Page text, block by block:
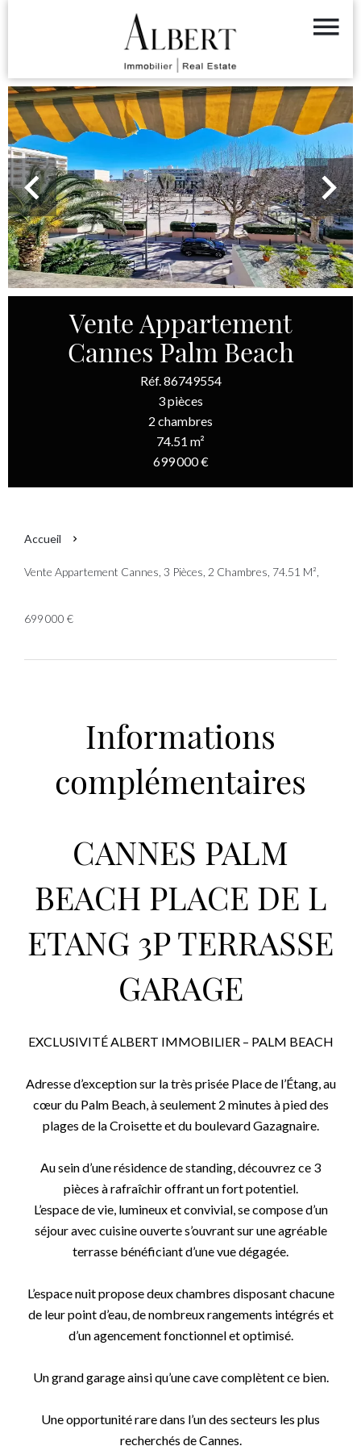
Vente Appartement
Cannes Palm Beach
Réf. 86749554
3 pièces
2 chambres
74.51 m²
699 000 €
Accueil
Vente Appartement Cannes, 3 Pièces, 2 Chambres, 74.51 M²,
699 000 €
Informations
complémentaires
CANNES PALM
BEACH PLACE DE L
ETANG 3P TERRASSE
GARAGE
EXCLUSIVITÉ ALBERT IMMOBILIER – PALM BEACH
Adresse d’exception sur la très prisée Place de l’Étang, au
cœur du Palm Beach, à seulement 2 minutes à pied des
plages de la Croisette et du boulevard Gazagnaire.
Au sein d’une résidence de standing, découvrez ce 3
pièces à rafraîchir offrant un fort potentiel.
L’espace de vie, lumineux et convivial, se compose d’un
séjour avec cuisine ouverte s’ouvrant sur une agréable
terrasse bénéficiant d’une vue dégagée.
L’espace nuit propose deux chambres disposant chacune
de leur point d’eau, de nombreux rangements intégrés et
d’un agencement fonctionnel et optimisé.
Un grand garage ainsi qu’une cave complètent ce bien.
Une opportunité rare dans l’un des secteurs les plus
recherchés de Cannes.